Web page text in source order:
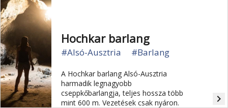
Hochkar barlang
#Alsó-Ausztria #Barlang
A Hochkar barlang Alsó-Ausztria
harmadik legnagyobb
cseppkőbarlangja, teljes hossza több
mint 600 m. Vezetések csak nyáron.
navigate_next